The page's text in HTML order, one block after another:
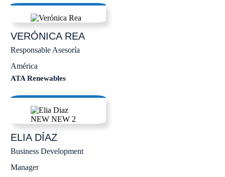
VERÓNICAREA
Responsable Asesoría
América
ATA Renewables
ELIADÍAZ
Business Development
Manager